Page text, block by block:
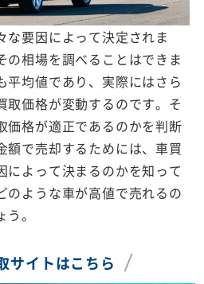
な要因によって決定されま
の相場を調べることはできま
平均値であり、実際にはさら
取価格が変動するのです。そ
価格が適正であるのかを判断
額で売却するためには、車買
によって決まるのかを知って
のような車が高値で売れるの
。
サイトはこちら